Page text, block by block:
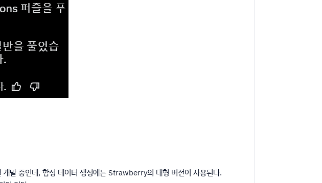
발 중인데, 합성 데이터 생성에는 Strawberry의 대형 버전이 사용된다.